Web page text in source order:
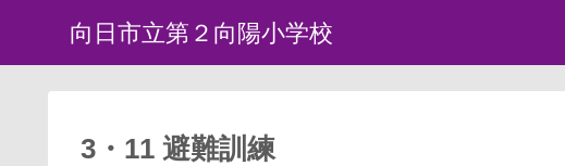
向日市立第２向陽小学校
3・11 避難訓練